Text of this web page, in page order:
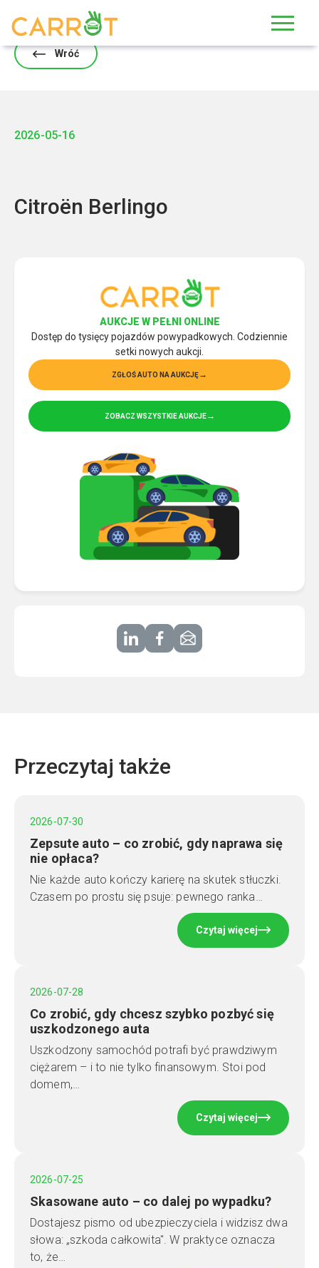
Wróć
2026-05-16
Citroën Berlingo
AUKCJE W PEŁNI ONLINE
Dostęp do tysięcy pojazdów powypadkowych. Codziennie
setki nowych aukcji.
ZGŁOŚ AUTO NA AUKCJĘ
ZOBACZ WSZYSTKIE AUKCJE
Przeczytaj także
2026-07-30
Zepsute auto – co zrobić, gdy naprawa się
nie opłaca?
Nie każde auto kończy karierę na skutek stłuczki.
Czasem po prostu się psuje: pewnego ranka…
Czytaj więcej
2026-07-28
Co zrobić, gdy chcesz szybko pozbyć się
uszkodzonego auta
Uszkodzony samochód potrafi być prawdziwym
ciężarem – i to nie tylko finansowym. Stoi pod
domem,…
Czytaj więcej
2026-07-25
Skasowane auto – co dalej po wypadku?
Dostajesz pismo od ubezpieczyciela i widzisz dwa
słowa: „szkoda całkowita". W praktyce oznacza
to, że…